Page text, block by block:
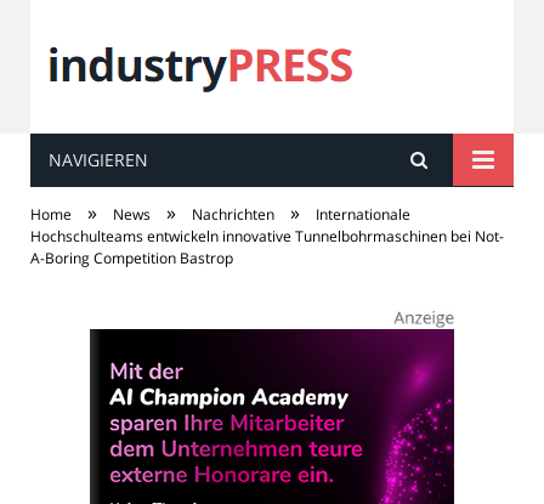
industryPRESS
NAVIGIEREN
Home » News » Nachrichten »
Internationale
Hochschulteams entwickeln innovative Tunnelbohrmaschinen bei Not-
A-Boring Competition Bastrop